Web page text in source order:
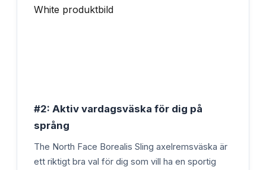
#2: Aktiv vardagsväska för dig på
språng
The North Face Borealis Sling axelremsväska är
ett riktigt bra val för dig som vill ha en sportig